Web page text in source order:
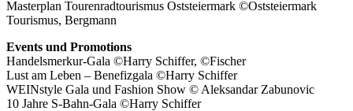
Masterplan Tourenradtourismus Oststeiermark ©Oststeiermark
Tourismus, Bergmann
Events und Promotions
Handelsmerkur-Gala ©Harry Schiffer, ©Fischer
Lust am Leben – Benefizgala ©Harry Schiffer
WEINstyle Gala und Fashion Show © Aleksandar Zabunovic
10 Jahre S-Bahn-Gala ©Harry Schiffer